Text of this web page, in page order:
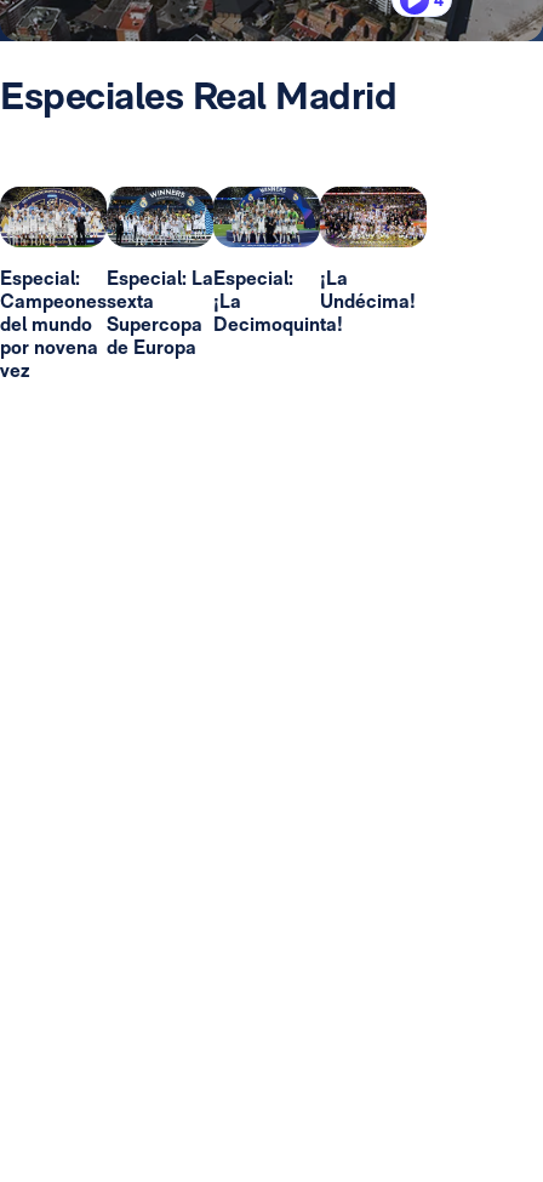
Especiales Real Madrid
Especial:
Campeones
del mundo
por novena
vez
Especial: La
sexta
Supercopa
de Europa
Especial:
¡La
Decimoquinta!
¡La
Undécima!